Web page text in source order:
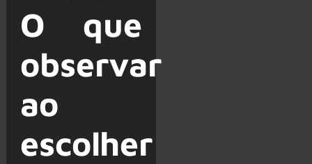
O que
observar
ao
escolher